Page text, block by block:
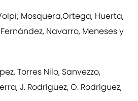
Mosquera,Ortega, Huerta,
Navarro, Meneses y
Torres Nilo, Sanvezzo,
J. Rodríguez, O. Rodríguez,